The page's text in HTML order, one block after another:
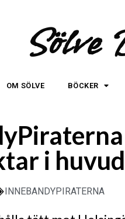
Sölve
OM SÖLVE BÖCKER
i
INNEBANDYPIRATERNA